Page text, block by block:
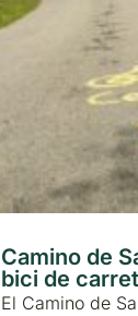
Camino de
bici de
El Camino de